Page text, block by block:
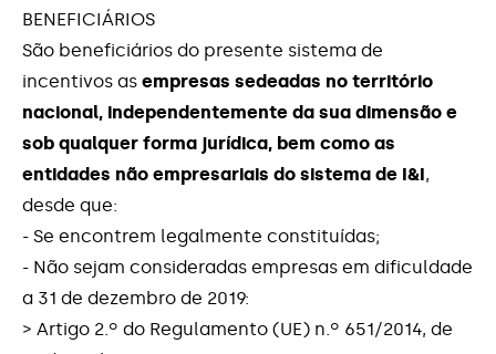
BENEFICIÁRIOS
São beneficiários do presente sistema de
incentivos as empresas sedeadas no território
nacional, independentemente da sua dimensão e
sob qualquer forma jurídica, bem como as
entidades não empresariais do sistema de I&I,
desde que:
- Se encontrem legalmente constituídas;
- Não sejam consideradas empresas em dificuldade
a 31 de dezembro de 2019:
> Artigo 2.º do Regulamento (UE) n.º 651/2014, de